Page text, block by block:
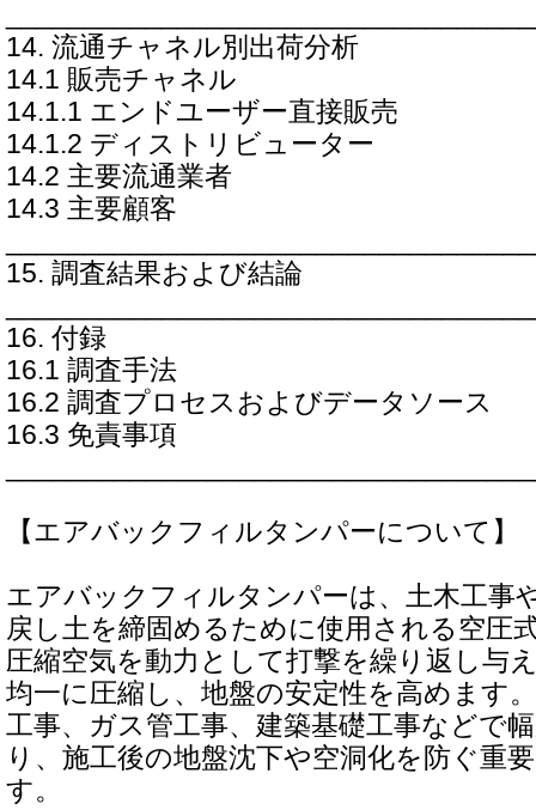
14. 流通チャネル別出荷分析
14.1 販売チャネル
14.1.1 エンドユーザー直接販売
14.1.2 ディストリビューター
14.2 主要流通業者
14.3 主要顧客
15. 調査結果および結論
16. 付録
16.1 調査手法
16.2 調査プロセスおよびデータソース
16.3 免責事項
【エアバックフィルタンパーについて】
エアバックフィルタンパーは、土木工事
戻し土を締固めるために使用される空圧
圧縮空気を動力として打撃を繰り返し与
均一に圧縮し、地盤の安定性を高めます
工事、ガス管工事、建築基礎工事などで
り、施工後の地盤沈下や空洞化を防ぐ重
す。